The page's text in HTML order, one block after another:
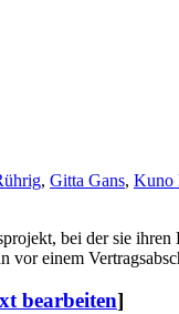
, Gitta Gans, Kuno
bei der sie
vor einem
bearbeiten]